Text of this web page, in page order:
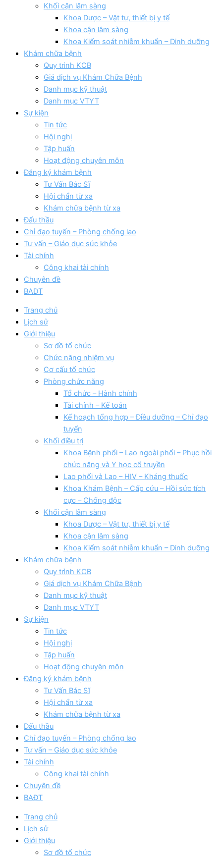
Khối cận lâm sàng
Khoa Dược – Vật tư, thiết bị y tế
Khoa cận lâm sàng
Khoa Kiểm soát nhiễm khuẩn – Dinh dưỡng
Khám chữa bệnh
Quy trình KCB
Giá dịch vụ Khám Chữa Bệnh
Danh mục kỹ thuật
Danh mục VTYT
Sự kiện
Tin tức
Hội nghị
Tập huấn
Hoạt động chuyên môn
Đăng ký khám bệnh
Tư Vấn Bác Sĩ
Hội chẩn từ xa
Khám chữa bệnh từ xa
Đấu thầu
Chỉ đạo tuyến – Phòng chống lao
Tư vấn – Giáo dục sức khỏe
Tài chính
Công khai tài chính
Chuyên đề
BAĐT
Trang chủ
Lịch sử
Giới thiệu
Sơ đồ tổ chức
Chức năng nhiệm vụ
Cơ cấu tổ chức
Phòng chức năng
Tổ chức – Hành chính
Tài chính – Kế toán
Kế hoạch tổng hợp – Điều dưỡng – Chỉ đạo
tuyển
Khối điều trị
Khoa Bệnh phổi – Lao ngoài phổi – Phục hồi
chức năng và Y học cổ truyền
Lao phổi và Lao – HIV – Kháng thuốc
Khoa Khám Bệnh – Cấp cứu – Hồi sức tích
cực – Chống độc
Khối cận lâm sàng
Khoa Dược – Vật tư, thiết bị y tế
Khoa cận lâm sàng
Khoa Kiểm soát nhiễm khuẩn – Dinh dưỡng
Khám chữa bệnh
Quy trình KCB
Giá dịch vụ Khám Chữa Bệnh
Danh mục kỹ thuật
Danh mục VTYT
Sự kiện
Tin tức
Hội nghị
Tập huấn
Hoạt động chuyên môn
Đăng ký khám bệnh
Tư Vấn Bác Sĩ
Hội chẩn từ xa
Khám chữa bệnh từ xa
Đấu thầu
Chỉ đạo tuyến – Phòng chống lao
Tư vấn – Giáo dục sức khỏe
Tài chính
Công khai tài chính
Chuyên đề
BAĐT
Trang chủ
Lịch sử
Giới thiệu
Sơ đồ tổ chức